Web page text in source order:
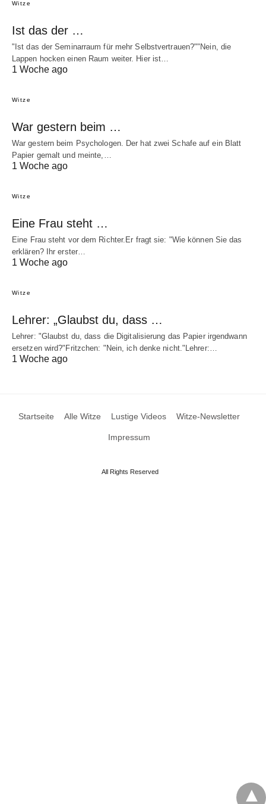
Witze
Ist das der …
"Ist das der Seminarraum für mehr Selbstvertrauen?""Nein, die
Lappen hocken einen Raum weiter. Hier ist…
1 Woche ago
Witze
War gestern beim …
War gestern beim Psychologen. Der hat zwei Schafe auf ein Blatt
Papier gemalt und meinte,…
1 Woche ago
Witze
Eine Frau steht …
Eine Frau steht vor dem Richter.Er fragt sie: "Wie können Sie das
erklären? Ihr erster…
1 Woche ago
Witze
Lehrer: „Glaubst du, dass …
Lehrer: "Glaubst du, dass die Digitalisierung das Papier irgendwann
ersetzen wird?"Fritzchen: "Nein, ich denke nicht."Lehrer:…
1 Woche ago
Startseite Alle Witze Lustige Videos Witze-Newsletter
Impressum
All Rights Reserved